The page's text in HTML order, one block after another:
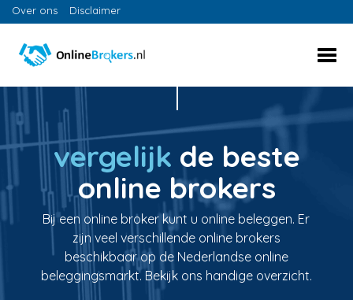
Over ons Disclaimer
vergelijk de beste
online brokers
Bij een online broker kunt u online beleggen. Er
zijn veel verschillende online brokers
beschikbaar op de Nederlandse online
beleggingsmarkt. Bekijk ons handige overzicht.